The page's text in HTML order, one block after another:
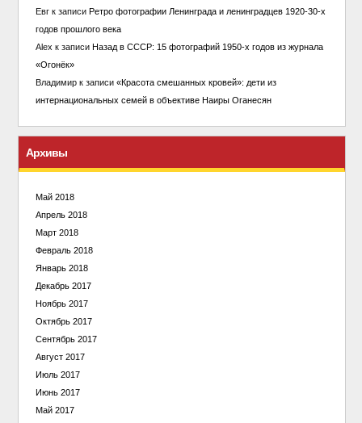
Евгк записи Ретро фотографии Ленинграда и ленинградцев 1920-30-х
годов прошлого века
Alexк записи Назад в СССР: 15 фотографий 1950-х годов из журнала
«Огонёк»
Владимирк записи «Красота смешанных кровей»: дети из
интернациональных семей в объективе Наиры Оганесян
Архивы
Май 2018
Апрель 2018
Март 2018
Февраль 2018
Январь 2018
Декабрь 2017
Ноябрь 2017
Октябрь 2017
Сентябрь 2017
Август 2017
Июль 2017
Июнь 2017
Май 2017